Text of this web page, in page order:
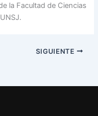
la Facultad de Ciencias
SIGUIENTE